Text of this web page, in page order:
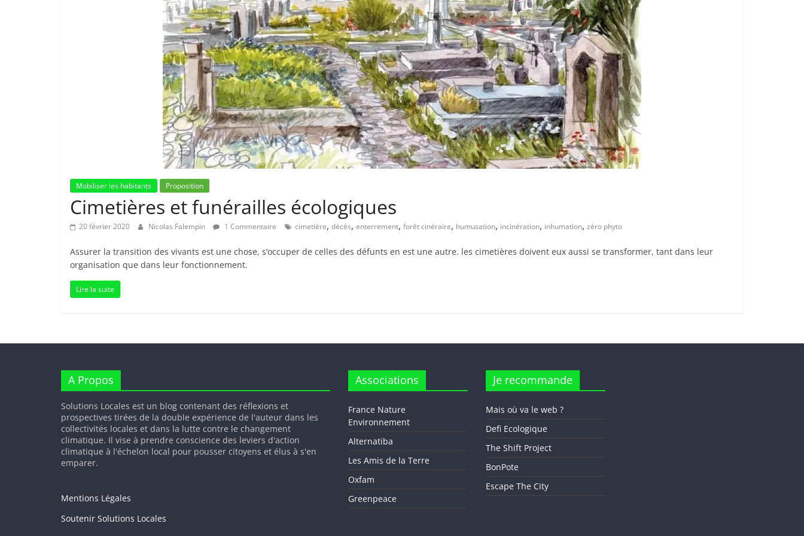
Mobiliser les habitants Proposition
Cimetières et funérailles écologiques
20 février 2020 Nicolas Falempin 1 Commentaire cimetière, décès, enterrement, forêt cinéraire, humusation, incinération, inhumation, zéro phyto
Assurer la transition des vivants est une chose, s’occuper de celles des défunts en est une autre. les cimetières doivent eux aussi se transformer, tant dans leur
organisation que dans leur fonctionnement.
Lire la suite
A Propos
Solutions Locales est un blog contenant des réflexions et
prospectives tirées de la double expérience de l'auteur dans les
collectivités locales et dans la lutte contre le changement
climatique. Il vise à prendre conscience des leviers d'action
climatique à l'échelon local pour pousser citoyens et élus à s'en
emparer.
Mentions Légales
Soutenir Solutions Locales
Associations
France Nature
Environnement
Alternatiba
Les Amis de la Terre
Oxfam
Greenpeace
Je recommande
Mais où va le web ?
Defi Ecologique
The Shift Project
BonPote
Escape The City